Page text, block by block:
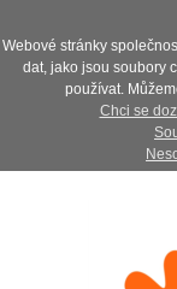
Webové stránky
dat, jako jsou soubory
používat.
Chci se